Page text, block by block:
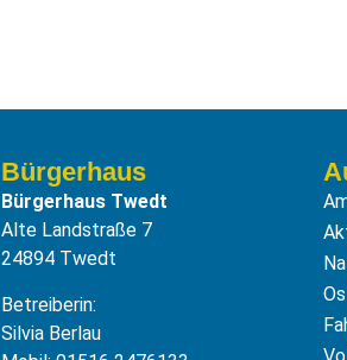
Bürgerhaus
Bürgerhaus Twedt
Alte Landstraße 7
24894 Twedt
Betreiberin:
Silvia Berlau